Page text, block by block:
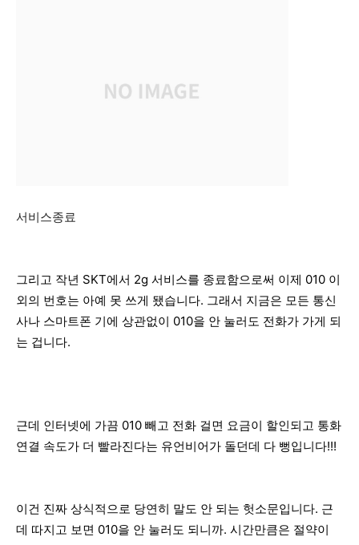
서비스종료
그리고 작년 SKT에서 2g 서비스를 종료함으로써 이제 010 이
외의 번호는 아예 못 쓰게 됐습니다. 그래서 지금은 모든 통신
사나 스마트폰 기에 상관없이 010을 안 눌러도 전화가 가게 되
는 겁니다.
근데 인터넷에 가끔 010 빼고 전화 걸면 요금이 할인되고 통화
연결 속도가 더 빨라진다는 유언비어가 돌던데 다 뻥입니다!!!
이건 진짜 상식적으로 당연히 말도 안 되는 헛소문입니다. 근
데 따지고 보면 010을 안 눌러도 되니까. 시간만큼은 절약이